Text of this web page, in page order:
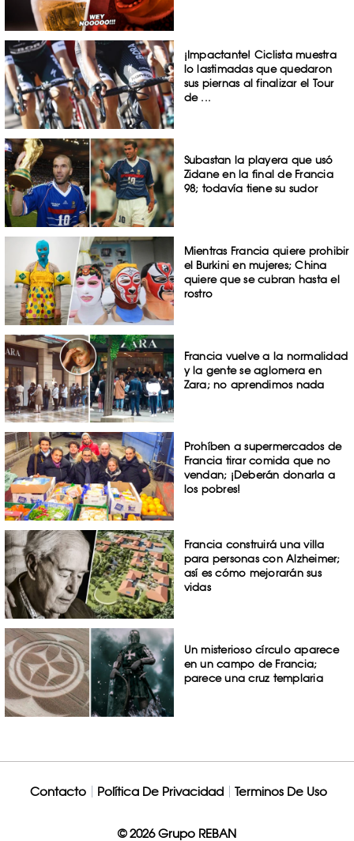
¡Impactante! Ciclista muestra
lo lastimadas que quedaron
sus piernas al finalizar el Tour
de ...
Subastan la playera que usó
Zidane en la final de Francia
98; todavía tiene su sudor
Mientras Francia quiere prohibir
el Burkini en mujeres; China
quiere que se cubran hasta el
rostro
Francia vuelve a la normalidad
y la gente se aglomera en
Zara; no aprendimos nada
Prohíben a supermercados de
Francia tirar comida que no
vendan; ¡Deberán donarla a
los pobres!
Francia construirá una villa
para personas con Alzheimer;
así es cómo mejorarán sus
vidas
Un misterioso círculo aparece
en un campo de Francia;
parece una cruz templaria
Contacto Política De Privacidad Terminos De Uso
© 2026 Grupo REBAN